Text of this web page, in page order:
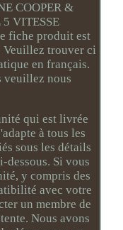
COOPER &
5 VITESSE
fiche produit est
Veuillez trouver ci
en français.
veuillez nous
qui est livrée
à tous les
sous les détails
dessous. Si vous
y compris des
avec votre
un membre de
Nous avons